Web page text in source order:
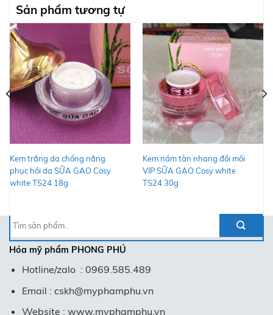
Sản phẩm tương tự
Kem trắng da chống nắng
phục hồi da SỮA GẠO Cosy
white TS24 18g
Kem nám tàn nhang đồi mồi
VIP SỮA GẠO Cosy white
TS24 30g
Tìm
kiếm:
Hóa mỹ phẩm PHONG PHÚ
Hotline/zalo : 0969.585.489
Email : cskh@myphamphu.vn
Website : www.myphamphu.vn